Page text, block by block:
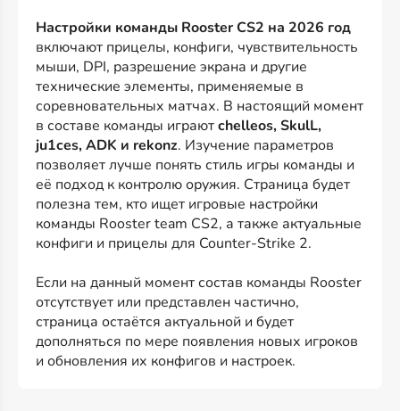
Настройки команды Rooster CS2 на 2026 год
включают прицелы, конфиги, чувствительность
мыши, DPI, разрешение экрана и другие
технические элементы, применяемые в
соревновательных матчах. В настоящий момент
в составе команды играютchelleos, SkulL,
ju1ces, ADK и rekonz. Изучение параметров
позволяет лучше понять стиль игры команды и
её подход к контролю оружия. Страница будет
полезна тем, кто ищет игровые настройки
команды Rooster team CS2, а также актуальные
конфиги и прицелы для Counter-Strike 2.
Если на данный момент состав команды Rooster
отсутствует или представлен частично,
страница остаётся актуальной и будет
дополняться по мере появления новых игроков
и обновления их конфигов и настроек.